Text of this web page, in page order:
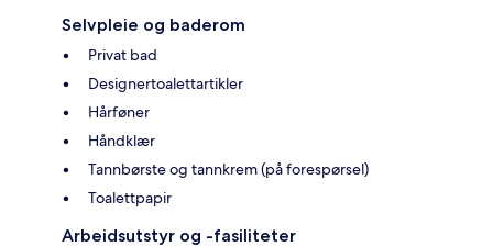
Selvpleie og baderom
Privat bad
Designertoalettartikler
Hårføner
Håndklær
Tannbørste og tannkrem (på forespørsel)
Toalettpapir
Arbeidsutstyr og -fasiliteter